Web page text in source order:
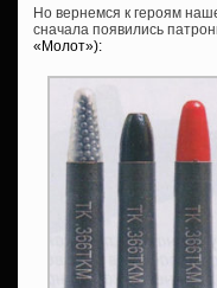
Но вернемся к героям
сначала появились
«Молот»):